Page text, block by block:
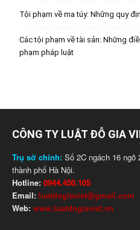
Tội phạm về ma túy: Những quy
Các tội phạm về tài sản: Những
phạm pháp luật
CÔNG TY LUẬT ĐỖ GIA
Trụ sở chính: Số 2C ngách 16 ngõ
thành phố Hà Nội.
Hotline: 0944.450.105
Email: luatdogiaviet@gmail.com
Web: www.luatdogiaviet.vn